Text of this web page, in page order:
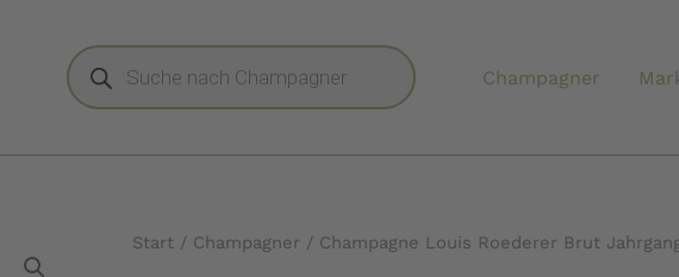
Products
search
Champagner
Start / Champagner / Champagne Louis Roederer Brut